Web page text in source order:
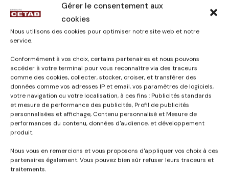
Gérer le consentement aux
cookies
Nous utilisons des cookies pour optimiser notre site web et notre
service.
Conformément à vos choix, certains partenaires et nous pouvons
accéder à votre terminal pour vous reconnaître via des traceurs
comme des cookies, collecter, stocker, croiser, et transférer des
données comme vos adresses IP et email, vos paramètres de logiciels,
votre navigation ou votre localisation, à ces fins : Publicités standards
et mesure de performance des publicités, Profil de publicités
personnalisées et affichage, Contenu personnalisé et Mesure de
performances du contenu, données d'audience, et développement
produit.
Nous vous en remercions et vous proposons d'appliquer vos choix à ces
partenaires également. Vous pouvez bien sûr refuser leurs traceurs et
traitements.
CONCEPTION / RÉALISATION
CONSTRUCTION DE LA PISCINE
DE LORMONT (33)
02-ÉQUIPEMENTS SPORTIFS,Piscines